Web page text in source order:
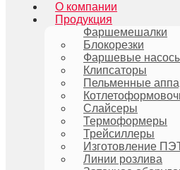
О компании
Продукция
Фаршемешалки
Блокорезки
Фаршевые
Клипсаторы
Пельменные
Слайсеры
Термоформеры
Трейсиллеры
Изготовление
Линии розлива